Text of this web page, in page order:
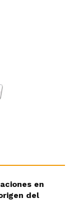
en
del